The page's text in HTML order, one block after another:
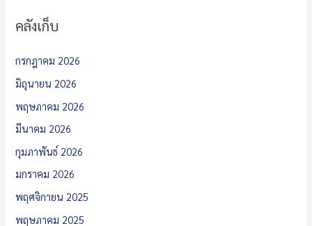
คลังเก็บ
กรกฎาคม 2026
มิถุนายน 2026
พฤษภาคม 2026
มีนาคม 2026
กุมภาพันธ์ 2026
มกราคม 2026
พฤศจิกายน 2025
พฤษภาคม 2025